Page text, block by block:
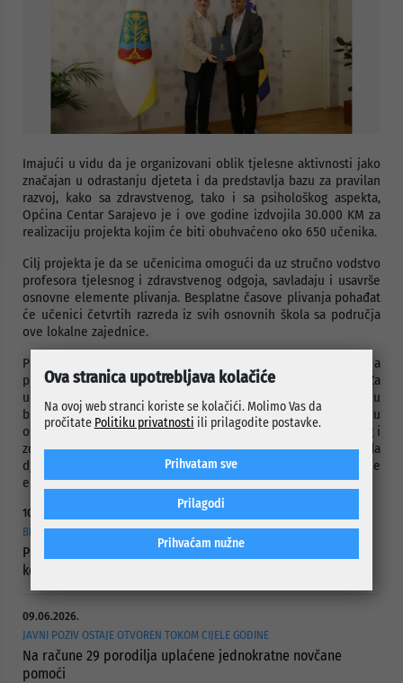
Imajući u vidu da je organizovani oblik tjelesne aktivnosti jako
značajan u odrastanju djeteta i da predstavlja bazu za pravilan
razvoj, kako sa zdravstvenog, tako i sa psihološkog aspekta,
Općina Centar Sarajevo je i ove godine izdvojila 30.000 KM za
realizaciju projekta kojim će biti obuhvaćeno oko 650 učenika.
Cilj projekta je da se učenicima omogući da uz stručno vodstvo
profesora tjelesnog i zdravstvenog odgoja, savladaju i usavrše
osnovne elemente plivanja. Besplatne časove plivanja pohađat
će učenici četvrtih razreda iz svih osnovnih škola sa područja
ove lokalne zajednice.
Projekat će se realizirati na Olimpijskom bazenu na Otoci, a
prema utvrđenom operativnom planu realizacije projekta. Za
učenike je obezbijeđen prevoz, a nakon aktivnosti na bazenu
biće vraćeni do svojih škola. Realizacijom ovog projekta djeci u
osnovnoj školi bi se omogućilo da imaju dio nastave tjelesnog i
zdravstvenog odgoja u vodi, te na taj način bi bilo osigurano da
djeca do završetka osnovnog obrazovanja nauče osnovne
elemente plivanja.
10.06.2026.
BRIGA ZA NAJUGROŽENIJE KATEGORIJE STANOVNIŠTVA
Projektom „Hljeb i mlijeko za penzionere“ obuhvaćeno 423
korisnika
09.06.2026.
JAVNI POZIV OSTAJE OTVOREN TOKOM CIJELE GODINE
Na račune 29 porodilja uplaćene jednokratne novčane
pomoći
Ova stranica upotrebljava kolačiće
Na ovoj web stranci koriste se kolačići. Molimo Vas da
pročitate Politiku privatnosti ili prilagodite postavke.
Prihvaćam nužne
Prilagodi
Prihvatam sve